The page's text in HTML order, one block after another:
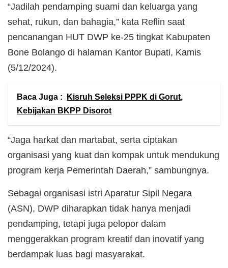
“Jadilah pendamping suami dan keluarga yang
sehat, rukun, dan bahagia,” kata Reflin saat
pencanangan HUT DWP ke-25 tingkat Kabupaten
Bone Bolango di halaman Kantor Bupati, Kamis
(5/12/2024).
Baca Juga :
Kisruh Seleksi PPPK di Gorut,
Kebijakan BKPP Disorot
“Jaga harkat dan martabat, serta ciptakan
organisasi yang kuat dan kompak untuk mendukung
program kerja Pemerintah Daerah,” sambungnya.
Sebagai organisasi istri Aparatur Sipil Negara
(ASN), DWP diharapkan tidak hanya menjadi
pendamping, tetapi juga pelopor dalam
menggerakkan program kreatif dan inovatif yang
berdampak luas bagi masyarakat.